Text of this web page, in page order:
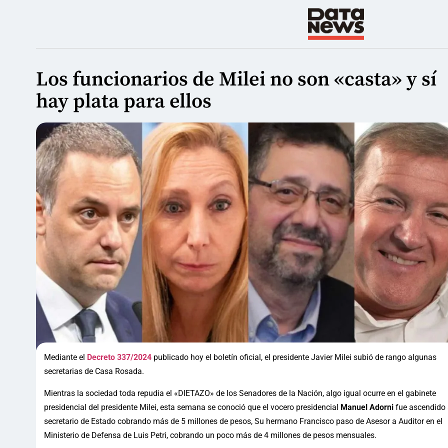
Los funcionarios de Milei no son «casta» y sí
hay plata para ellos
Mediante el Decreto 337/2024 publicado hoy el boletín oficial, el presidente Javier Milei subió de rango algunas
secretarias de Casa Rosada.
Mientras la sociedad toda repudia el «DIETAZO» de los Senadores de la Nación, algo igual ocurre en el gabinete
presidencial del presidente Milei, esta semana se conoció que el vocero presidencial Manuel Adorni fue ascendido
secretario de Estado cobrando más de 5 millones de pesos, Su hermano Francisco paso de Asesor a Auditor en el
Ministerio de Defensa de Luis Petri, cobrando un poco más de 4 millones de pesos mensuales.